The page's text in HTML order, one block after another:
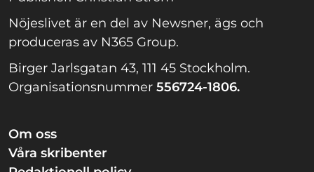
Nöjeslivet är en del av Newsner, ägs och
produceras av N365 Group.
Birger Jarlsgatan 43, 111 45 Stockholm.
Organisationsnummer 556724-1806.
Om oss
Våra skribenter